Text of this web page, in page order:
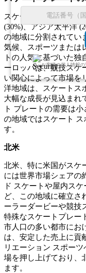
お客様の個人情報
スケート プレート市場
(30%)、アジア太平洋
の地域に分割されてい
気候、スポーツまたは
トの人気に基づいた独
ーロッパは、競技スケ
い関心によって市場を
洋地域は、スケートス
大幅な成長が見込まれ
ト プレートの需要は
の地域ではスケート
す。
北米
北米、特に米国がスケ
には世界市場シェアの
ド スケートや屋内ス
ど、この地域に確立さ
ーラーダービーや競技
特殊なスケートプレー
市人口の多い都市にお
は、安定した売上に貢
リエーション スポー
場を押し上げており、
ます。